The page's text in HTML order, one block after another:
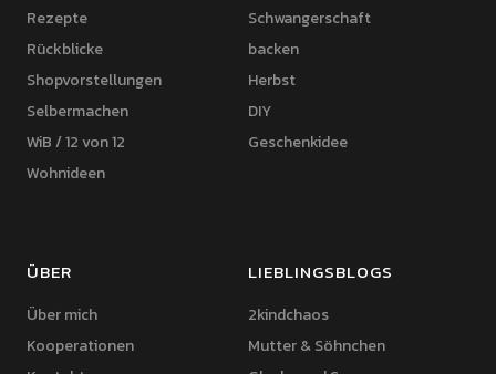
Rezepte
Rückblicke
Shopvorstellungen
Selbermachen
WiB / 12 von 12
Wohnideen
Schwangerschaft
backen
Herbst
DIY
Geschenkidee
ÜBER
Über mich
Kooperationen
LIEBLINGSBLOGS
2kindchaos
Mutter & Söhnchen